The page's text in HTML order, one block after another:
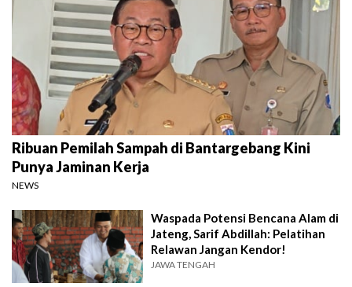
Ribuan Pemilah Sampah di Bantargebang Kini
Punya Jaminan Kerja
NEWS
Waspada Potensi Bencana Alam di
Jateng, Sarif Abdillah: Pelatihan
Relawan Jangan Kendor!
JAWA TENGAH